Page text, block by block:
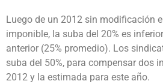
Luego de un 2012 sin modificación
imponible, la suba del 20% es
anterior (25% promedio). Los
suba del 50%, para compensar dos
2012 y la estimada para este año.